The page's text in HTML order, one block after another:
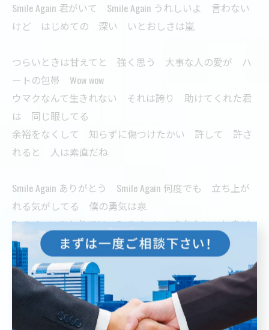
Smile Again 君がいて Smile Again うれしいよ 言わない
けど はじめての 深い いとおしさは嵐
つらいときは甘えてと 強く思う 大事な人の愛が ハ
ートの包帯 Wow wow
ウマクなんて生きれない それは誇り 助けてくれた君
は 同じ眼してる
余裕をなくして 知らずに傷つけたかい 許して 許さ
れると 人は素直だね
Smile Again ありがとう Smile Again 何度でも 立ち上が
れる気がしてる 僕の勇気は泉
Smile Again ひとりでは Smile Again いられない とまど
うほど切実な 祈るような 恋は嵐
作詞 戸沢暢美
作曲 馬飼野康二